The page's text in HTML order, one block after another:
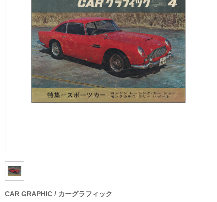
CAR GRAPHIC / カーグラフィック